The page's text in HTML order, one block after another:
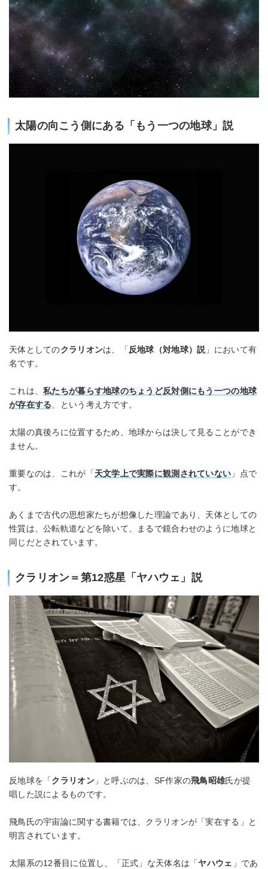
太陽の向こう側にある「もう一つの地球」説
天体としてのクラリオンは、「反地球（対地球）説」において有
名です。
これは、私たちが暮らす地球のちょうど反対側にもう一つの地球
が存在する、という考え方です。
太陽の真後ろに位置するため、地球からは決して見ることができ
ません。
重要なのは、これが「天文学上で実際に観測されていない 」点で
す。
あくまで古代の思想家たちが想像した理論であり、天体としての
性質は、公転軌道などを除いて、まるで鏡合わせのように地球と
同じだとされています。
クラリオン＝第12惑星「ヤハウェ」説
反地球を「クラリオン」と呼ぶのは、SF作家の飛鳥昭雄氏が提
唱した説によるものです。
飛鳥氏の宇宙論に関する書籍では、クラリオンが「実在する」と
明言されています。
太陽系の12番目に位置し、「正式」な天体名は「ヤハウェ 」であ